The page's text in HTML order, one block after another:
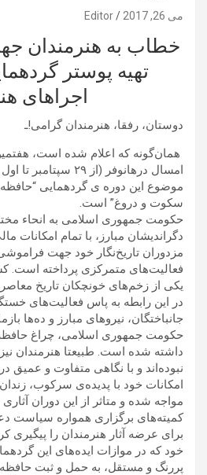
می 26, 2017 Editor
خطاب به هنرمندان
تهیه پوستر
اجراهای
دوستان، رفقا، هنرمندان گرامی!ـ
همان‌گونه که اعلام شده است،
امسال درهانوفر (از ٢٩
موضوع اين دوره ى گردهمايى
سكوت و دروغ” است.
حکومت جمهوری اسلامی به انحاء
دگراندیشان مبارز، با تمام امکانات
مزدوران تاریخ‌نگار خود جهت
فعالیت‌های متمرکزی پرداخته‌
یکی از زخم‌های خونچکان تاریخ
در این رابطه به پاس فعالیت‌های
جانباختگان، نیروهای مبارز و ده‌ها
حکومت جمهوری اسلامی، چراغ
داشته شده است. طبیعتا هنرمندان نیز
نبوده‌اند و با نگاهی متفاوت و عمیق
امکانات خود با پدیده‌ی سرکوب،
مواجه شده و متاثر از این دوران
کمیته‌های برگزاری همواره سیاست
برای عرضه آثار هنرمندان را پیگیری
خود که در موازات ایده‌های این
پررنگ و مستقل، به حمل و ثبت حافظه